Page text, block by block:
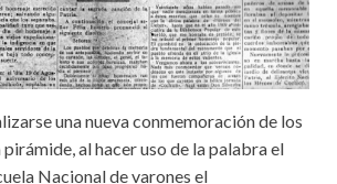
una nueva conmemoración de los
al hacer uso de la palabra el
Nacional de varones el